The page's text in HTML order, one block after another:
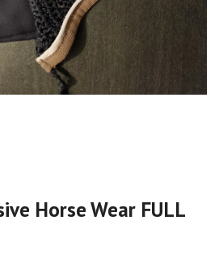
Horse Wear FULL